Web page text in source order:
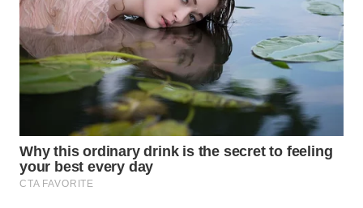
WN
SUMEDANG
WN
CIANJUR
WN
KEPULAUAN
SERIBU